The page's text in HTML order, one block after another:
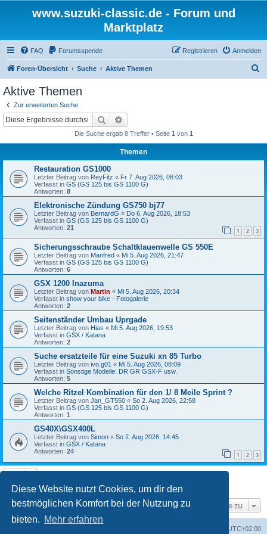
Diese Website nutzt Cookies, um dir den
bestmöglichen Komfort bei der Nutzung zu
bieten. Mehr erfahren
www.suzuki-classic.de - Forum und
Marktplatz
FAQ Forumsspende Anmelden
Registrieren
Foren-Übersicht Suche Aktive Themen
Aktive Themen
Zur erweiterten Suche
Suche
Die Suche ergab 8 Treffer • Seite 1 von 1
Themen
Restauration GS1000
Letzter Beitrag von ReyFitz « Fr 7. Aug 2026, 08:03
Verfasst in GS (GS 125 bis GS 1100 G)
Antworten: 8
Elektronische Zündung GS750 bj77
Letzter Beitrag von BernardG « Do 6. Aug 2026, 18:53
Verfasst in GS (GS 125 bis GS 1100 G)
Antworten: 21 1 2 3
Sicherungsschraube Schaltklauenwelle GS 550E
Letzter Beitrag von Manfred « Mi 5. Aug 2026, 21:47
Verfasst in GS (GS 125 bis GS 1100 G)
Antworten: 6
GSX 1200 Inazuma
Letzter Beitrag von Martin « Mi 5. Aug 2026, 20:34
Verfasst in show your bike - Fotogalerie
Antworten: 2
Seitenständer Umbau Uprgade
Letzter Beitrag von Hias « Mi 5. Aug 2026, 19:53
Verfasst in GSX / Katana
Antworten: 2
Suche ersatzteile für eine Suzuki xn 85 Turbo
Letzter Beitrag von ivo.g01 « Mi 5. Aug 2026, 08:09
Verfasst in Sonstige Modelle: DR GR GSX-F usw.
Antworten: 5
Welche Ritzel Kombination für den 1/ 8 Meile Sprint ?
Letzter Beitrag von Jan_GT550 « So 2. Aug 2026, 22:58
Verfasst in GS (GS 125 bis GS 1100 G)
Antworten: 1
GS40X\GSX400L
Letzter Beitrag von Simon « So 2. Aug 2026, 14:45
Verfasst in GSX / Katana
Antworten: 24 1 2 3
Die Suche ergab 8 Treffer • Seite1von
Gehe zu
UTC+02:00